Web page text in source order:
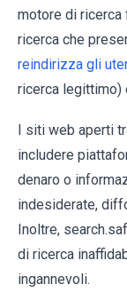
motore di ricerca
ricerca che
reindirizza gli
ricerca legittimo)
I siti web aperti
includere
denaro o
indesiderate,
Inoltre,
di ricerca
ingannevoli.